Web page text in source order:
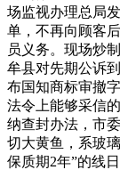
场监视办理总局
单，不再向顾客
员义务。现场炒
牟县对先期公诉
布国知商标审撤
法令上能够采信
纳查封办法，市
切大黄鱼，系玻
保质期2年”的线